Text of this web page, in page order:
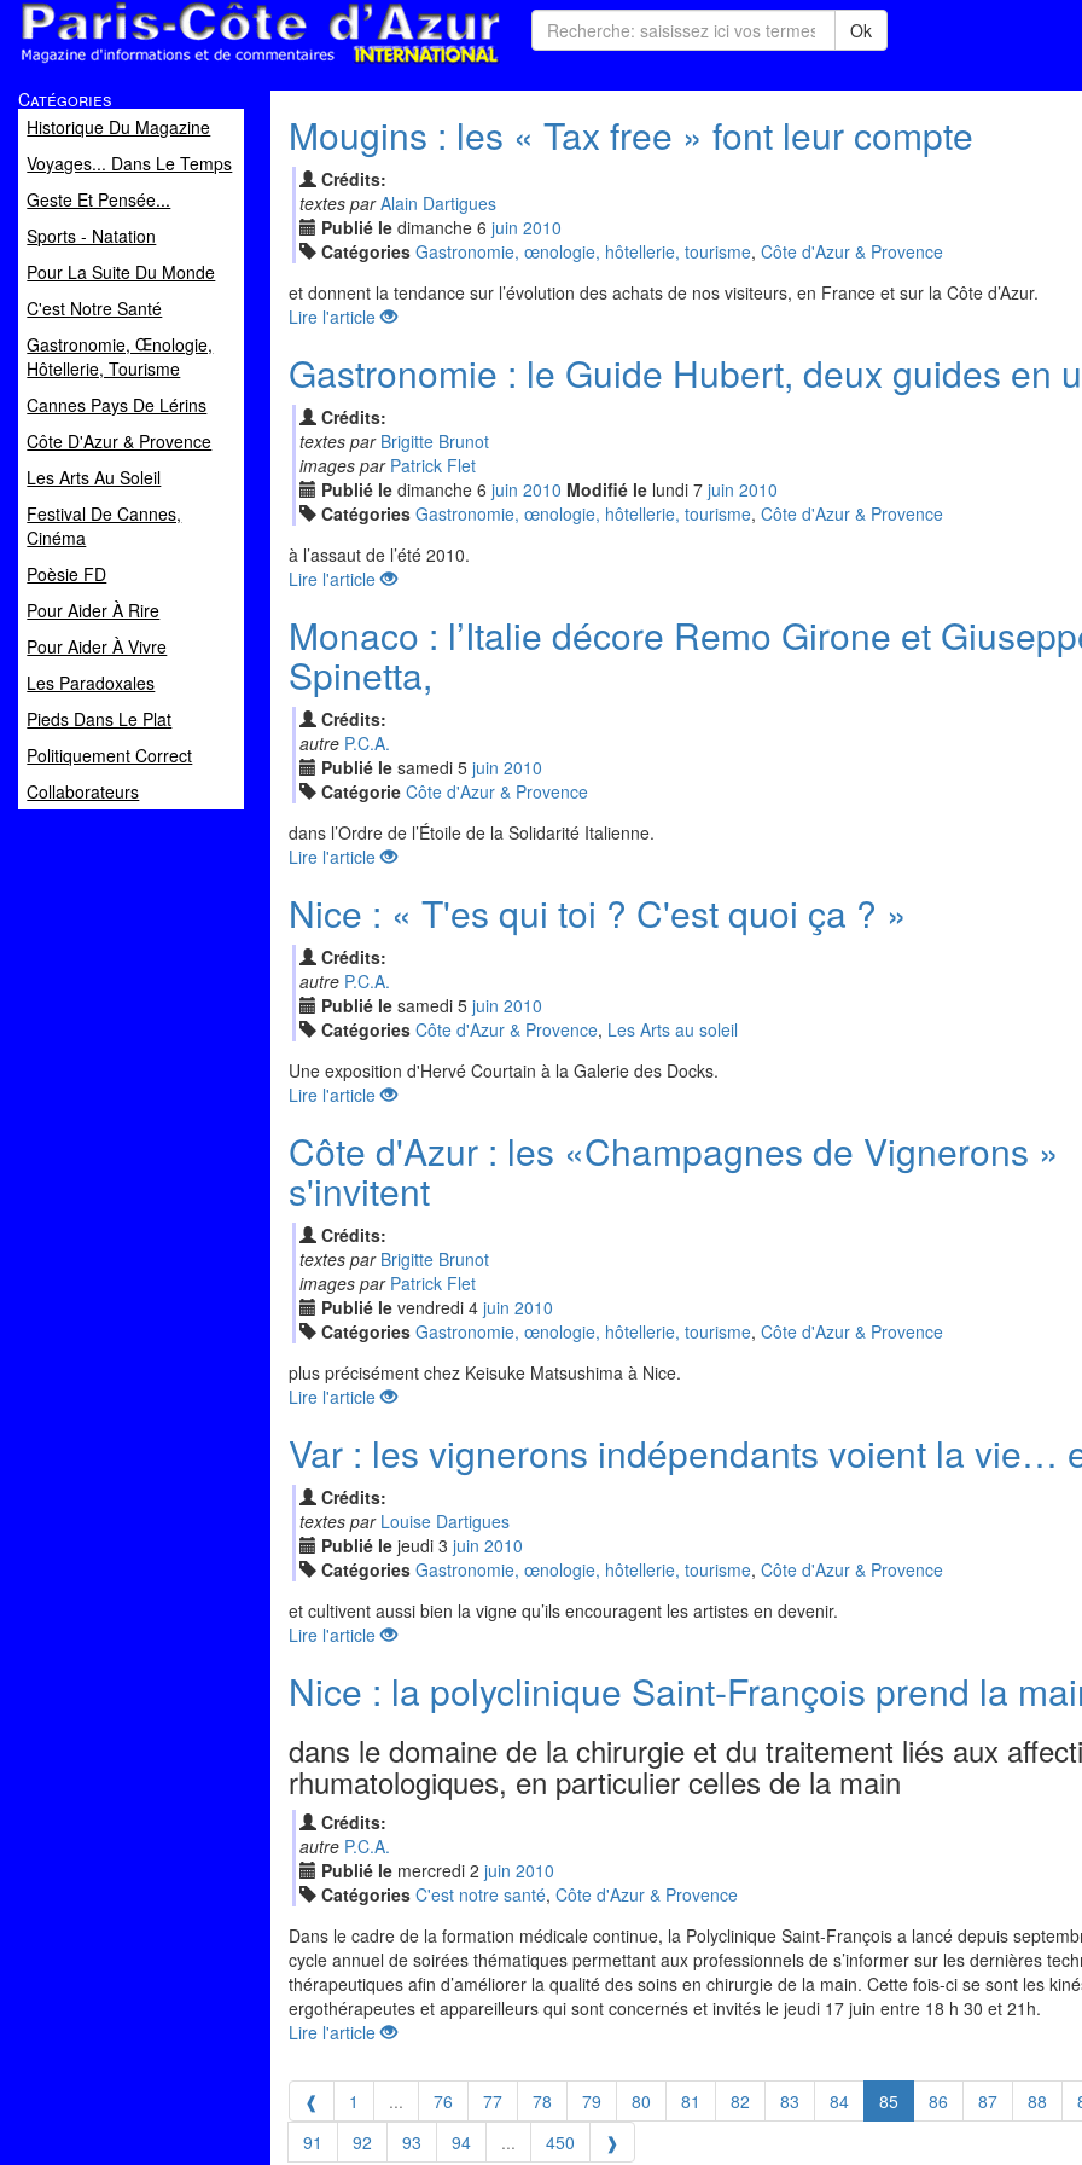
Magazine d'informations et de commentaires
Ok
Catégories
Historique Du Magazine
Voyages... Dans Le Temps
Geste Et Pensée...
Sports - Natation
Pour La Suite Du Monde
C'est Notre Santé
Gastronomie, Œnologie,
Hôtellerie, Tourisme
Cannes Pays De Lérins
Côte D'Azur & Provence
Les Arts Au Soleil
Festival De Cannes,
Cinéma
Poèsie FD
Pour Aider À Rire
Pour Aider À Vivre
Les Paradoxales
Pieds Dans Le Plat
Politiquement Correct
Collaborateurs
Mougins : les « Tax free » font leur compte
Crédits:
textes par Alain Dartigues
Publié le dimanche 6 juin 2010
Catégories Gastronomie, œnologie, hôtellerie, tourisme, Côte d'Azur & Provence
et donnent la tendance sur l’évolution des achats de nos visiteurs, en France et sur la Côte d’Azur.
Lire l'article
Gastronomie : le Guide Hubert, deux guides en
Crédits:
textes par Brigitte Brunot
images par Patrick Flet
Publié le dimanche 6 juin 2010 Modifié le lundi 7 juin 2010
Catégories Gastronomie, œnologie, hôtellerie, tourisme, Côte d'Azur & Provence
à l’assaut de l’été 2010.
Lire l'article
Monaco : l’Italie décore Remo Girone et
Spinetta,
Crédits:
autre P.C.A.
Publié le samedi 5 juin 2010
Catégorie Côte d'Azur & Provence
dans l’Ordre de l’Étoile de la Solidarité Italienne.
Lire l'article
Nice : « T'es qui toi ? C'est quoi ça ? »
Crédits:
autre P.C.A.
Publié le samedi 5 juin 2010
Catégories Côte d'Azur & Provence, Les Arts au soleil
Une exposition d'Hervé Courtain à la Galerie des Docks.
Lire l'article
Côte d'Azur : les «Champagnes de Vignerons »
s'invitent
Crédits:
textes par Brigitte Brunot
images par Patrick Flet
Publié le vendredi 4 juin 2010
Catégories Gastronomie, œnologie, hôtellerie, tourisme, Côte d'Azur & Provence
plus précisément chez Keisuke Matsushima à Nice.
Lire l'article
Var : les vignerons indépendants voient la vie…
Crédits:
textes par Louise Dartigues
Publié le jeudi 3 juin 2010
Catégories Gastronomie, œnologie, hôtellerie, tourisme, Côte d'Azur & Provence
et cultivent aussi bien la vigne qu’ils encouragent les artistes en devenir.
Lire l'article
Nice : la polyclinique Saint-François prend la
dans le domaine de la chirurgie et du traitement liés aux
rhumatologiques, en particulier celles de la main
Crédits:
autre P.C.A.
Publié le mercredi 2 juin 2010
Catégories C'est notre santé, Côte d'Azur & Provence
Dans le cadre de la formation médicale continue, la Polyclinique Saint-François a lancé depuis
cycle annuel de soirées thématiques permettant aux professionnels de s’informer sur les dernières
thérapeutiques afin d’améliorer la qualité des soins en chirurgie de la main. Cette fois-ci se sont les
ergothérapeutes et appareilleurs qui sont concernés et invités le jeudi 17 juin entre 18 h 30 et 21h.
Lire l'article
❰ 1 ... 76 77 78 79 80 81 82 83 84 85 86 87 88
91
92 93 94 ... 450 ❱